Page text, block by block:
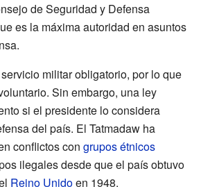
de Seguridad y Defensa
es la máxima autoridad en asuntos
militar obligatorio, por lo que
Sin embargo, una ley
si el presidente lo considera
del país. El Tatmadaw ha
conflictos con grupos étnicos
ilegales desde que el país obtuvo
Reino Unidoen 1948.